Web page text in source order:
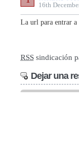
16th
La url para entrar
RSS sindicación
Dejar una